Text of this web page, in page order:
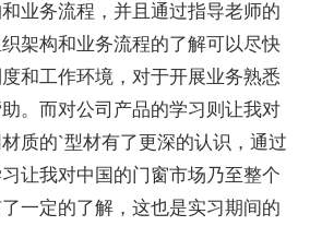
业务流程，并且通过指导老师的
架构和业务流程的了解可以尽快
和工作环境，对于开展业务熟悉
。而对公司产品的学习则让我对
质的`型材有了更深的认识，通过
让我对中国的门窗市场乃至整个
一定的了解，这也是实习期间的